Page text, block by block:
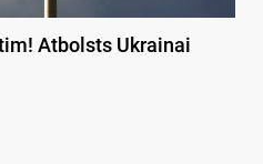
Atbolsts Ukrainai